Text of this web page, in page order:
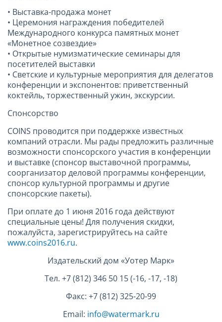
• Выставка-продажа монет
• Церемония награждения победителей
Международного конкурса памятных монет
«Монетное созвездие»
• Открытые нумизматические семинары для
посетителей выставки
• Светские и культурные мероприятия для делегатов
конференции и экспонентов: приветственный
коктейль, торжественный ужин, экскурсии.
Спонсорство
COINS проводится при поддержке известных
компаний отрасли. Мы рады предложить различные
возможности спонсорского участия в конференции
и выставке (спонсор выставочной программы,
соорганизатор деловой программы конференции,
спонсор культурной программы и другие
спонсорские пакеты).
При оплате до 1 июня 2016 года действуют
специальные цены! Для получения скидки,
пожалуйста, зарегистрируйтесь на сайте
www.coins2016.ru.
Издательский дом «Уотер Марк»
Тел. +7 (812) 346 50 15 (-16, -17, -18)
Факс: +7 (812) 325-20-99
Email: info@watermark.ru